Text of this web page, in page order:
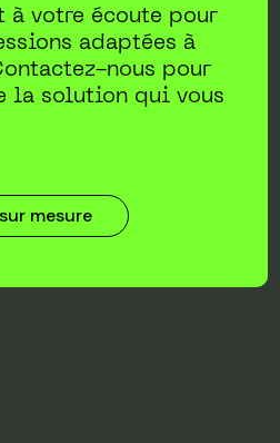
à votre écoute pour
adaptées à
nous pour
la solution qui vous
mesure